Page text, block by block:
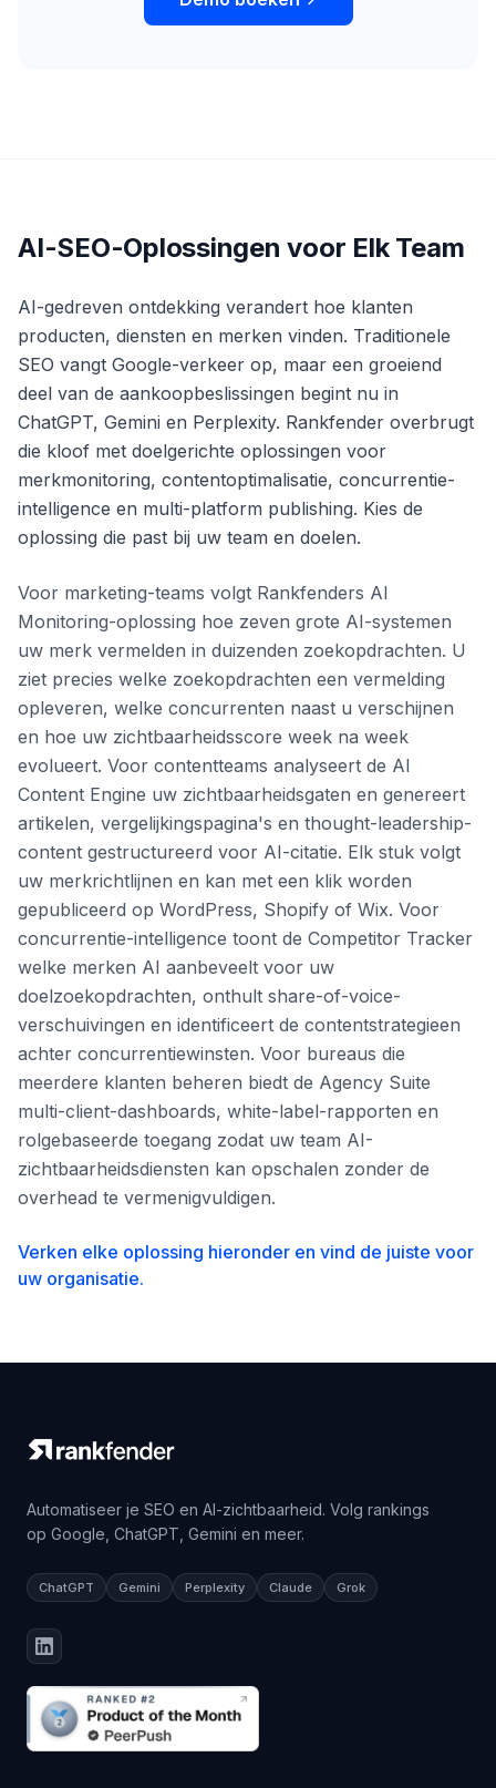
AI-SEO-Oplossingen voor Elk Team
AI-gedreven ontdekking verandert hoe klanten
producten, diensten en merken vinden. Traditionele
SEO vangt Google-verkeer op, maar een groeiend
deel van de aankoopbeslissingen begint nu in
ChatGPT, Gemini en Perplexity. Rankfender overbrugt
die kloof met doelgerichte oplossingen voor
merkmonitoring, contentoptimalisatie, concurrentie-
intelligence en multi-platform publishing. Kies de
oplossing die past bij uw team en doelen.
Voor marketing-teams volgt Rankfenders AI
Monitoring-oplossing hoe zeven grote AI-systemen
uw merk vermelden in duizenden zoekopdrachten. U
ziet precies welke zoekopdrachten een vermelding
opleveren, welke concurrenten naast u verschijnen
en hoe uw zichtbaarheidsscore week na week
evolueert. Voor contentteams analyseert de AI
Content Engine uw zichtbaarheidsgaten en genereert
artikelen, vergelijkingspagina's en thought-leadership-
content gestructureerd voor AI-citatie. Elk stuk volgt
uw merkrichtlijnen en kan met een klik worden
gepubliceerd op WordPress, Shopify of Wix. Voor
concurrentie-intelligence toont de Competitor Tracker
welke merken AI aanbeveelt voor uw
doelzoekopdrachten, onthult share-of-voice-
verschuivingen en identificeert de contentstrategieen
achter concurrentiewinsten. Voor bureaus die
meerdere klanten beheren biedt de Agency Suite
multi-client-dashboards, white-label-rapporten en
rolgebaseerde toegang zodat uw team AI-
zichtbaarheidsdiensten kan opschalen zonder de
overhead te vermenigvuldigen.
Verken elke oplossing hieronder en vind de juiste voor
uw organisatie.
Automatiseer je SEO en AI-zichtbaarheid. Volg rankings
op Google, ChatGPT, Gemini en meer.
ChatGPT Gemini Perplexity Claude Grok